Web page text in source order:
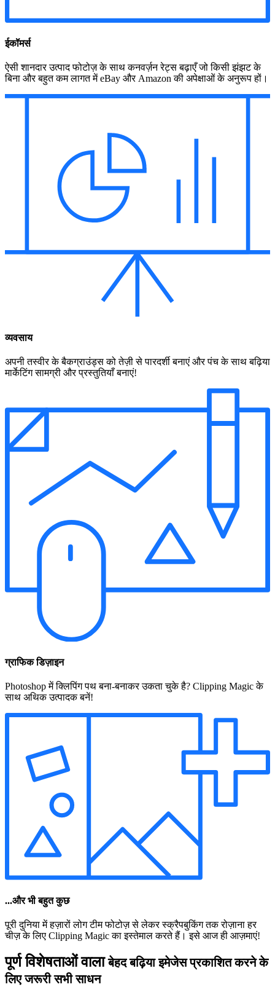
ईकॉमर्स
ऐसी शानदार उत्पाद फोटोज़ के साथ कनवर्ज़न रेट्स बढ़ाएँ जो किसी झंझट के
बिना और बहुत कम लागत में eBay और Amazon की अपेक्षाओं के अनुरूप हों।
व्यवसाय
अपनी तस्वीर के बैकग्राउंड्स को तेज़ी से पारदर्शी बनाएं और पंच के साथ बढ़िया
मार्केटिंग सामग्री और प्रस्तुतियाँ बनाएं!
ग्राफिक डिज़ाइन
Photoshop में क्लिपिंग पथ बना-बनाकर उकता चुके है? Clipping Magic के
साथ अथिक उत्पादक बनें!
...और भी बहुत कुछ
पूरी दुनिया में हज़ारों लोग टीम फोटोज़ से लेकर स्क्रैपबुकिंग तक रोज़ाना हर
चीज़ के लिए Clipping Magic का इस्तेमाल करते हैं। इसे आज ही आज़माएं!
पूर्ण विशेषताओं वालाबेहद बढ़िया इमेजेस प्रकाशित करने के
लिए जरूरी सभी साधन